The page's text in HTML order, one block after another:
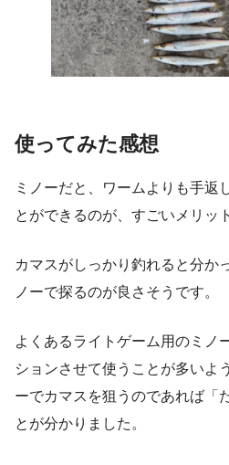
使ってみた感想
ミノーだと、ワームよりも手返
とができるのが、すごいメリッ
カマスがしっかり釣れると分か
ノーで探るのが良さそうです。
よくあるライトゲーム用のミノ
ションさせて使うことが多いよ
ーでカマスを狙うのであれば「
とが分かりました。